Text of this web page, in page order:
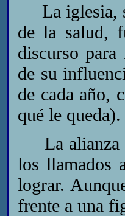
La iglesia,
de la salud,
discurso
de su
de cada año,
qué le queda).
La alianza
los llamados
lograr.
frente a una